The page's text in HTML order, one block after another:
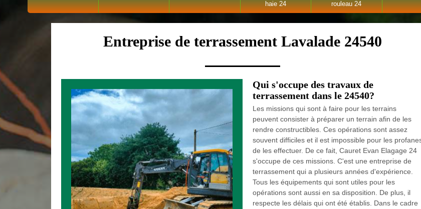
haie 24
rouleau 24
Entreprise de terrassement Lavalade 24540
Qui s'occupe des travaux de
terrassement dans le 24540?
Les missions qui sont à faire pour les terrains
peuvent consister à préparer un terrain afin de les
rendre constructibles. Ces opérations sont assez
souvent difficiles et il est impossible pour les
de les effectuer. De ce fait, Cauret Evan Elagage 24
s'occupe de ces missions. C'est une entreprise de
terrassement qui a plusieurs années d'expérience.
Tous les équipements qui sont utiles pour les
opérations sont aussi en sa disposition. De plus, il
respecte les délais qui ont été établis. Dans le cadre